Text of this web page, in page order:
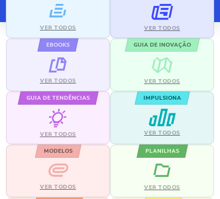
VER TODOS VER TODOS
EBOOKS
VER TODOS
GUIA DE INOVAÇÃO
VER TODOS
GUIA DE TENDÊNCIAS
VER TODOS
IMPULSIONA
VER TODOS
MODELOS
VER TODOS
PLANILHAS
VER TODOS